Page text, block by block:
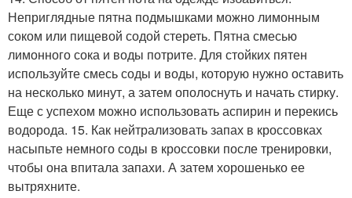
Неприглядные пятна подмышками можно лимонным
соком или пищевой содой стереть. Пятна смесью
лимонного сока и воды потрите. Для стойких пятен
используйте смесь соды и воды, которую нужно оставить
на несколько минут, а затем ополоснуть и начать стирку.
Еще с успехом можно использовать аспирин и перекись
водорода. 15. Как нейтрализовать запах в кроссовках
насыпьте немного соды в кроссовки после тренировки,
чтобы она впитала запахи. А затем хорошенько ее
вытряхните.